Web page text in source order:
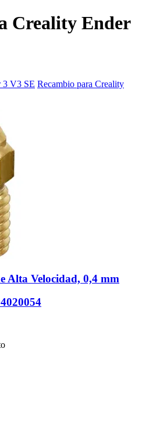
Creality Ender
3 V3 SE Recambio para Creality
Alta Velocidad, 0,4 mm